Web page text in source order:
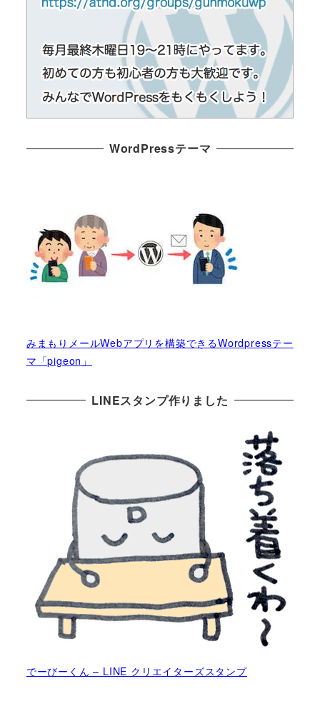
WordPressテーマ
みまもりメールWebアプリを構築できるWordpressテー
マ「pigeon」
LINEスタンプ作りました
でーびーくん – LINE クリエイターズスタンプ